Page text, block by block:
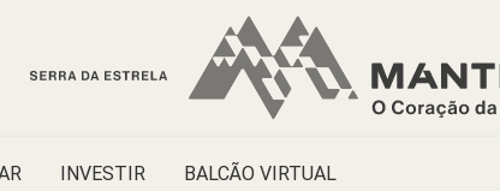
INVESTIR BALCÃO VIRTUAL